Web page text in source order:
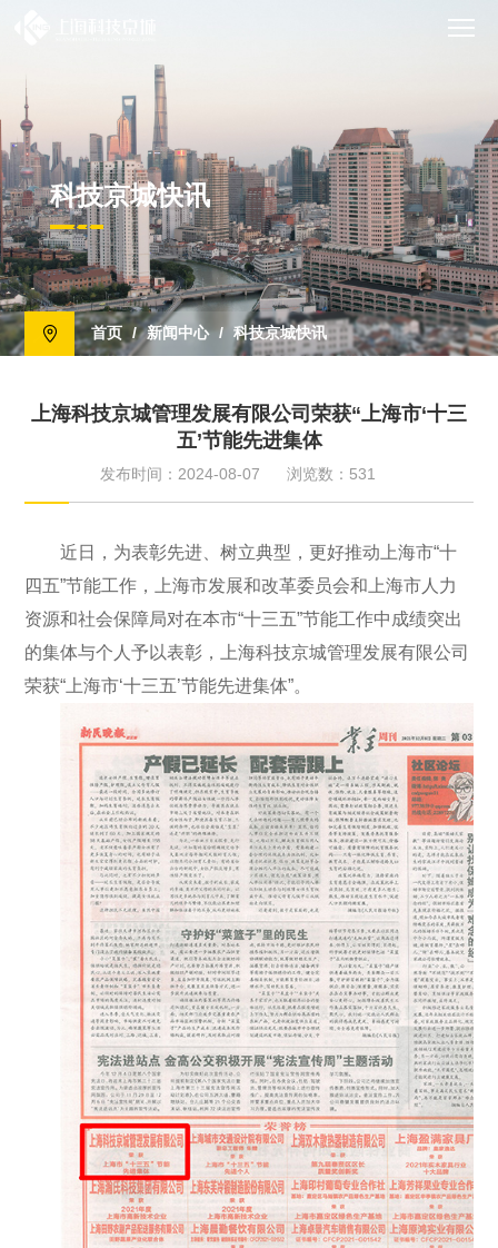
科技京城快讯
首页 / 新闻中心 / 科技京城快讯
上海科技京城管理发展有限公司荣获“上海市‘十三
五’节能先进集体
发布时间：2024-08-07 浏览数：531
近日，为表彰先进、树立典型，更好推动上海市“十
四五”节能工作，上海市发展和改革委员会和上海市人力
资源和社会保障局对在本市“十三五”节能工作中成绩突出
的集体与个人予以表彰，上海科技京城管理发展有限公司
荣获“上海市‘十三五’节能先进集体”。